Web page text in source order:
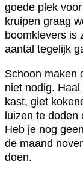
goede plek
kruipen graag
boomklevers is
aantal tegelijk
Schoon maken
niet nodig.
kast, giet
luizen te doden
Heb je nog
de maand
doen.